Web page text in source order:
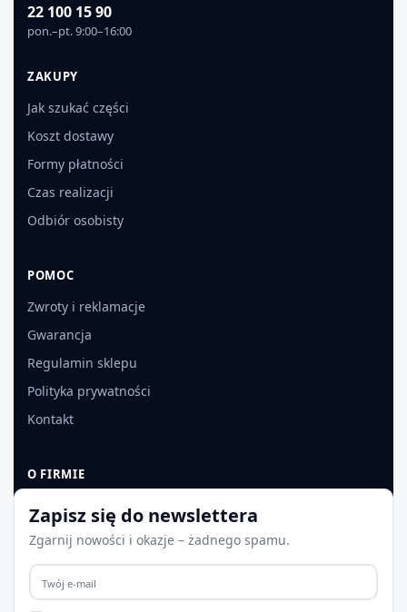
22 100 15 90
pon.–pt. 9:00–16:00
ZAKUPY
Jak szukać części
Koszt dostawy
Formy płatności
Czas realizacji
Odbiór osobisty
POMOC
Zwroty i reklamacje
Gwarancja
Regulamin sklepu
Polityka prywatności
Kontakt
O FIRMIE
O nas
Dane firmy
Aktualności
Współpraca B2B
Zapisz się do newslettera
Zgarnij nowości i okazje – żadnego spamu.